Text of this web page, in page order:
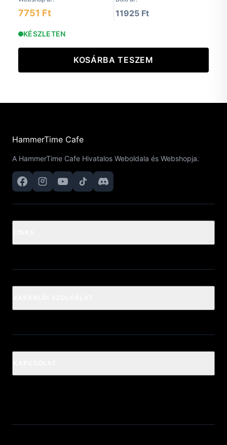
7751 Ft 11925 Ft
KÉSZLETEN
KOSÁRBA TESZEM
HammerTime Cafe
A HammerTime Cafe Hivatalos Weboldala és Webshopja.